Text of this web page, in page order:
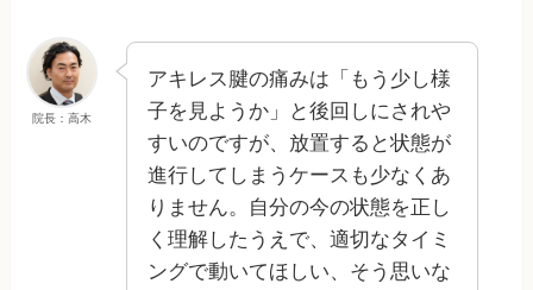
院長：高木
アキレス腱の痛みは「もう少し様
子を見ようか」と後回しにされや
すいのですが、放置すると状態が
進行してしまうケースも少なくあ
りません。自分の今の状態を正し
く理解したうえで、適切なタイミ
ングで動いてほしい、そう思いな